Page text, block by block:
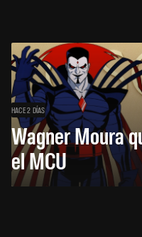
HACE 2 DÍAS
Wagner Moura
el MCU